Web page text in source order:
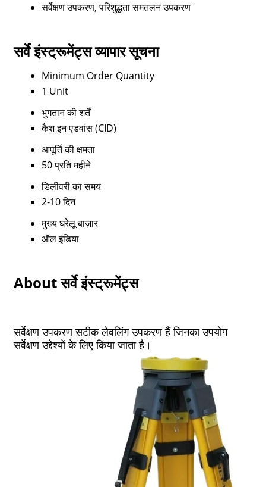
सर्वेक्षण उपकरण, परिशुद्धता समतलन उपकरण
सर्वे इंस्ट्रूमेंट्स व्यापार सूचना
Minimum Order Quantity
1 Unit
भुगतान की शर्तें
कैश इन एडवांस (CID)
आपूर्ति की क्षमता
50 प्रति महीने
डिलीवरी का समय
2-10 दिन
मुख्य घरेलू बाज़ार
ऑल इंडिया
About सर्वे इंस्ट्रूमेंट्स
सर्वेक्षण उपकरण सटीक लेवलिंग उपकरण हैं जिनका उपयोग
सर्वेक्षण उद्देश्यों के लिए किया जाता है।